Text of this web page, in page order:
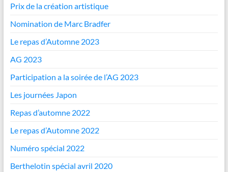
Prix de la création artistique
Nomination de Marc Bradfer
Le repas d’Automne 2023
AG 2023
Participation a la soirée de l’AG 2023
Les journées Japon
Repas d’automne 2022
Le repas d’Automne 2022
Numéro spécial 2022
Berthelotin spécial avril 2020